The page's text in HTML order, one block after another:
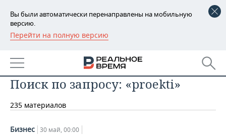
Вы были автоматически перенаправлены на мобильную
версию.
Перейти на полную версию
РЕГИОНЫ
БАШКОРТОСТАН
ТАТАРСТАН
УДМУРТИЯ
НОВОСТИ
АНАЛИТИКА
НОВОСТИ АНАЛИТИКИ
ДЕКЛАРАЦИИ О ДОХОДАХ
ЭКОНОМИКА
НОВОСТИ ЭКОНОМИКИ
ПРОМЫШЛЕННОСТЬ
Поиск по запросу: «proekti»
235 материалов
Бизнес 30 май, 00:00